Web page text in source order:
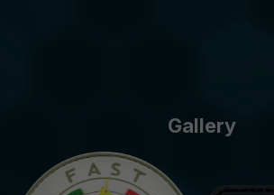
Gallery